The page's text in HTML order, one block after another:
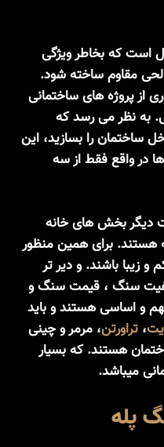
است که بخاطر ویژگی
مقاوم ساخته شود.
از پروژه های ساختمانی
به نظر می ‌رسد که
ساختمان را بسازید، این
در واقع فقط از سه
دیگر بخش های خانه
هستند. برای همین منظور
زیبا باشند. و دیر تر
سنگ ، قیمت سنگ و
و اساسی هستند و باید
،تراورتن، مرمر و چینی
هستند. که بسیار
میباشد.
پله